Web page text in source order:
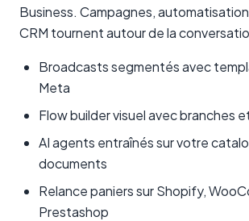
Business. Campagnes,
CRM tournent autour de la
Broadcasts segmentés avec
Meta
Flow builder visuel avec branches
AI agents entraînés sur votre
documents
Relance paniers sur Shopify,
Prestashop